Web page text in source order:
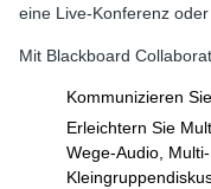
eine Live-Konferenz
Mit Blackboard
Kommunizieren
Erleichtern Sie
Wege-Audio,